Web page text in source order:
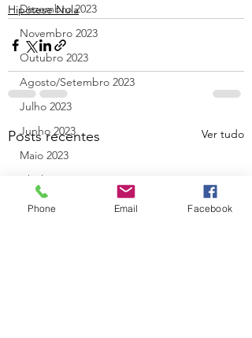
Dezembro 2023
Novembro 2023
Outubro 2023
Agosto/Setembro 2023
Julho 2023
Junho 2023
Maio 2023
Abril 2023
Março 2023
Hipótese Nula
Posts recentes Ver tudo
Phone Email Facebook